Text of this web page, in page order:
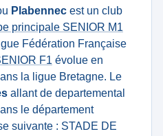
Plabennec est un club
principale SENIOR M1
Fédération Française
F1 évolue en
la ligue Bretagne. Le
allant de departemental
le département
suivante : STADE DE